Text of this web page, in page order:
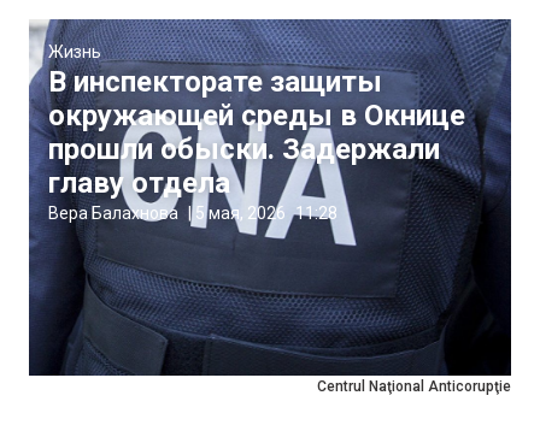
Centrul Naţional Anticorupţie
Жизнь
В инспекторате защиты
окружающей среды в Окнице
прошли обыски. Задержали
главу отдела
Вера Балахнова | 5 мая, 2026 11:28